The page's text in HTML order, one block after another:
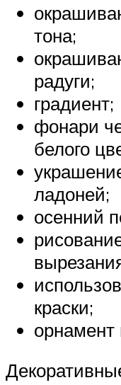
тона;
радуги;
градиент;
фонари
белого
ладоней;
осенний
краски;
орнамент